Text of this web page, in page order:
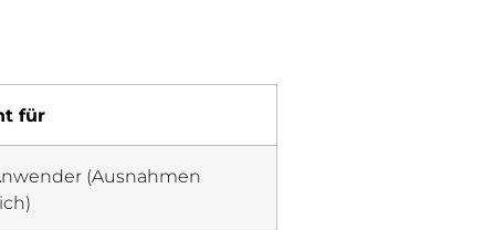
für
(Ausnahmen